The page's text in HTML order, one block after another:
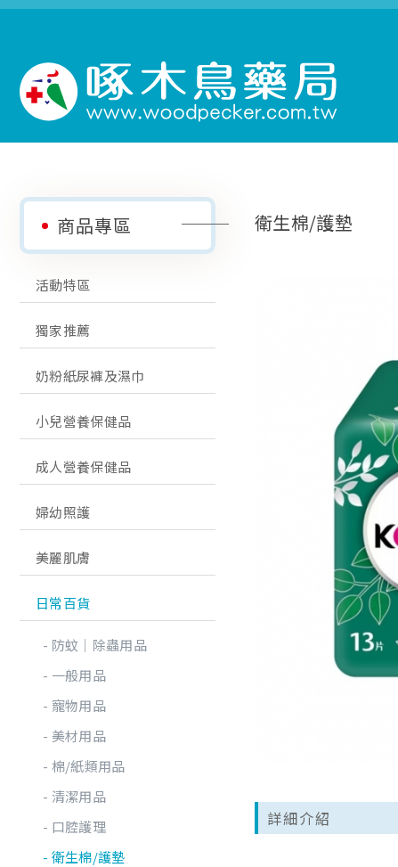
商品專區
活動特區
獨家推薦
奶粉紙尿褲及濕巾
小兒營養保健品
成人營養保健品
婦幼照護
美麗肌膚
日常百貨
防蚊│除蟲用品
一般用品
寵物用品
美材用品
棉/紙類用品
清潔用品
口腔護理
衛生棉/護墊
衛生棉/護墊
詳細介紹